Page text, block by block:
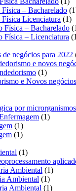
– Bacharelado 1
Licenciatura 11
Física – Bacharelado 1
Física – Licenciatura 1
negócios para 2022
e novos
11
produto
e Novos negócios
por
11
11
produto
11
11
produto
Ambiental 11
Ambiental 11
produto
Ambiental 11